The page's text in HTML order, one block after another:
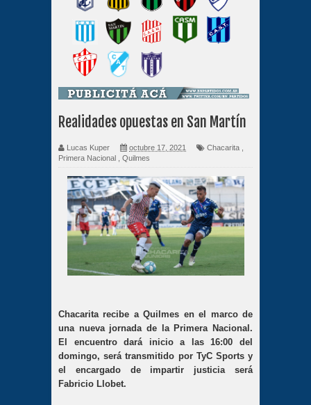
Realidades opuestas en San Martín
Lucas Kuper octubre 17, 2021 Chacarita
Primera Nacional
Quilmes
Chacarita recibe a Quilmes en el marco de
una nueva jornada de la Primera Nacional.
El encuentro dará inicio a las 16:00 del
domingo, será transmitido por TyC Sports y
el encargado de impartir justicia será
Fabricio Llobet.